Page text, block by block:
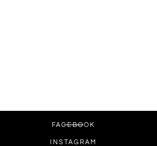
FACEBOOK
INSTAGRAM